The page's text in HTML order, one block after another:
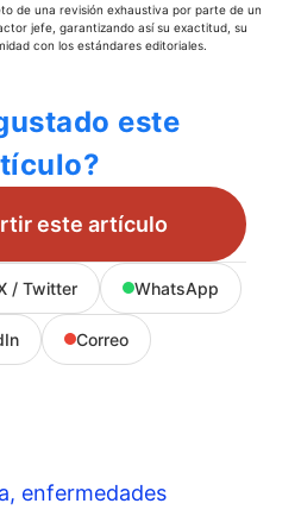
de una revisión exhaustiva por parte de un
jefe, garantizando así su exactitud, su
con los estándares editoriales.
este
este artículo
/ Twitter WhatsApp
Correo
enfermedades